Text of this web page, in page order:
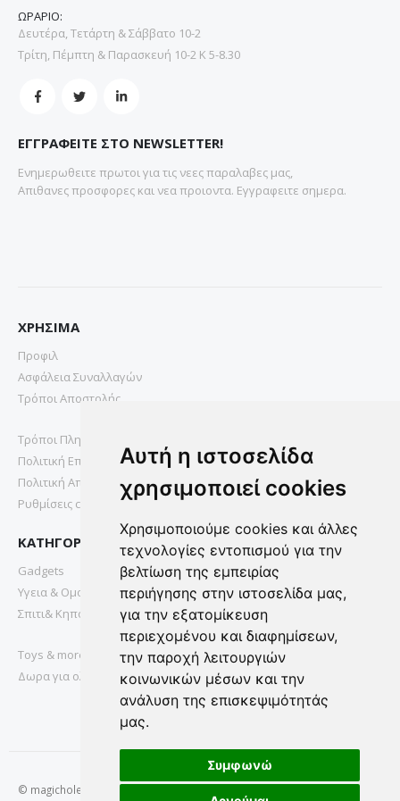
Αυτή η ιστοσελίδα
χρησιμοποιεί cookies
Χρησιμοποιούμε cookies και άλλες
τεχνολογίες εντοπισμού για την
βελτίωση της εμπειρίας
περιήγησης στην ιστοσελίδα μας,
για την εξατομίκευση
περιεχομένου και διαφημίσεων,
την παροχή λειτουργιών
κοινωνικών μέσων και την
ανάλυση της επισκεψιμότητάς
μας.
Συμφωνώ
ΩΡΑΡΙΟ:
Δευτέρα, Τετάρτη & Σάββατο 10-2
Τρίτη, Πέμπτη & Παρασκευή 10-2 Κ 5-8.30
ΕΓΓΡΑΦΕΙΤΕ ΣΤΟ NEWSLETTER!
Ενημερωθειτε πρωτοι για τις νεες παραλαβες μας,
Απιθανες προσφορες και νεα προιοντα. Εγγραφειτε σημερα.
ΧΡΗΣΙΜΑ
Προφιλ
Ασφάλεια Συναλλαγών
Τρόποι Αποστολής
Τρόποι Πληρωμής
Πολιτική Επιστροφών
Πολιτική Απορρήτου
Ρυθμίσεις cookies
ΚΑΤΗΓΟΡΙΕΣ
Gadgets
Υγεια & Ομορφια
Σπιτι& Κηπος
Toys & more
Δωρα για ολους
© magichole.gr 2022. All Rights Reserved.